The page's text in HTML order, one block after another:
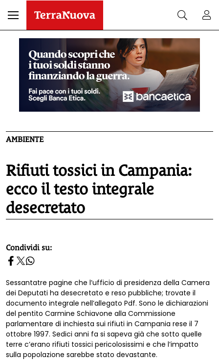
AMBIENTE
Rifiuti tossici in Campania:
ecco il testo integrale
desecretato
homepage h2
Condividi su:
Sessantatre pagine che l’ufficio di presidenza della Camera
dei Deputati ha desecretato e reso pubbliche; trovate il
documento integrale nell’allegato Pdf. Sono le dichiarazioni
del pentito Carmine Schiavone alla Commissione
parlamentare di inchiesta sui rifiuti in Campania rese il 7
ottobre 1997. Sedici anni fa si sapeva già che sotto quelle
terre c’erano rifiuti tossici pericolosissimi e che l’impatto
sulla popolazione sarebbe stato devastante.